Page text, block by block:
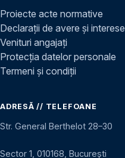
Proiecte acte normative
Declarații de avere și interese
Venituri angajați
Protecția datelor personale
Termeni și condiții
ADRESĂ // TELEFOANE
Str. General Berthelot 28–30
Sector 1, 010168, București